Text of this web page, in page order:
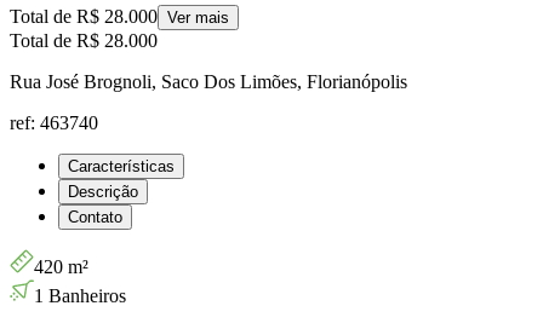
Total de R$ 28.000 Ver mais
Total de R$ 28.000
Rua José Brognoli, Saco Dos Limões, Florianópolis
ref: 463740
Características
Descrição
Contato
420 m²
1 Banheiros